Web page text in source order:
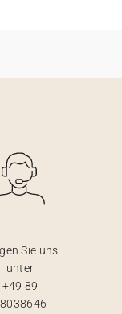
Sie uns
unter
+49 89